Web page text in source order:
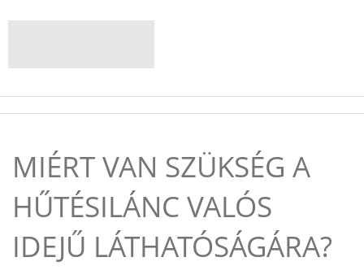
MIÉRT VAN SZÜKSÉG A
HŰTÉSILÁNC VALÓS
IDEJŰ LÁTHATÓSÁGÁRA?